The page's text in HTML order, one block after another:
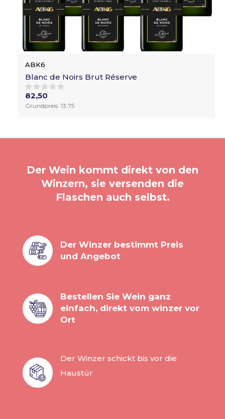
ABK6
Blanc de Noirs Brut Réserve
82,50
Grundpreis: 13,75
Der Wein kommt direkt von den
Winzern, sie versenden die
Flaschen auch selbst.
Der Winzer bestimmt Preis
und Angebot
Bestellen Sie Wein ganz
einfach, direkt vom winzer vor
Ort
Der Winzer schickt bis vor die
Haustür